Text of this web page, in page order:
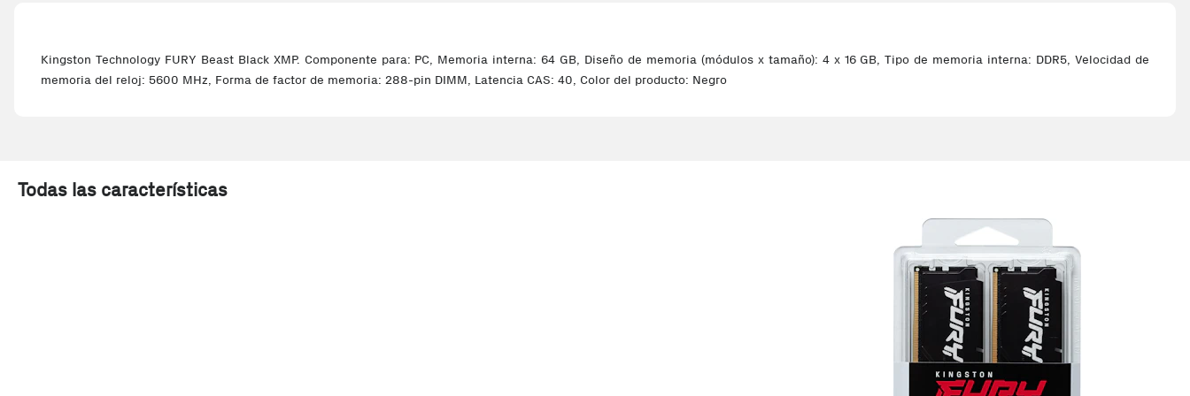
Kingston Technology FURY Beast Black XMP. Componente para: PC, Memoria interna: 64 GB, Diseño de memoria (módulos x tamaño): 4 x 16 GB, Tipo de memoria interna: DDR5, Velocidad de
memoria del reloj: 5600 MHz, Forma de factor de memoria: 288-pin DIMM, Latencia CAS: 40, Color del producto: Negro
Todas las características